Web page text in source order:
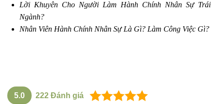
Lời Khuyên Cho Người Làm Hành Chính Nhân Sự Trái
Ngành?
Nhân Viên Hành Chính Nhân Sự Là Gì? Làm Công Việc Gì?
5.0 222 Đánh giá